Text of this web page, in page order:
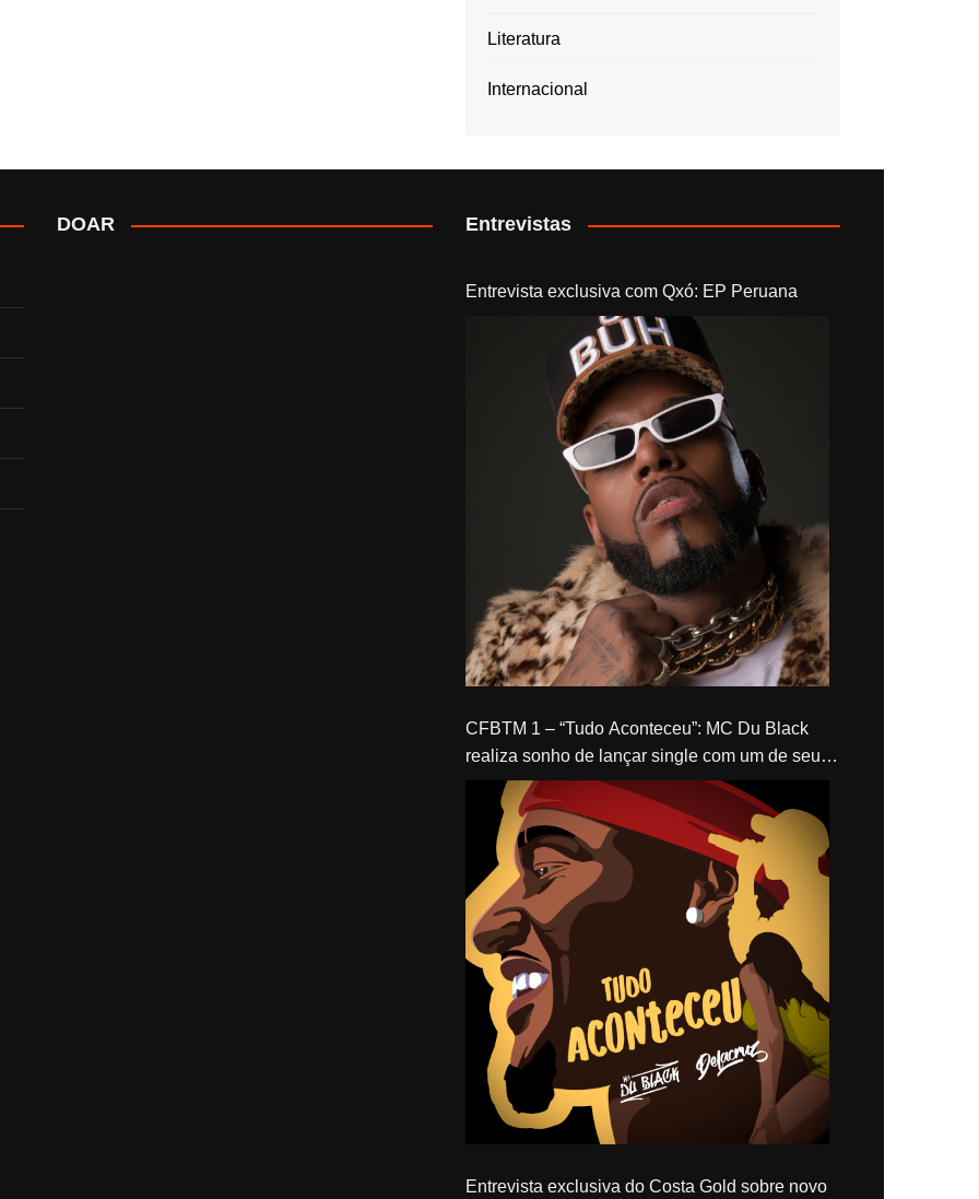
Literatura
Internacional
DOAR Entrevistas
Entrevista exclusiva com Qxó: EP Peruana
CFBTM 1 – “Tudo Aconteceu”: MC Du Black
realiza sonho de lançar single com um de seus
ídolos, Delacruz
Entrevista exclusiva do Costa Gold sobre novo